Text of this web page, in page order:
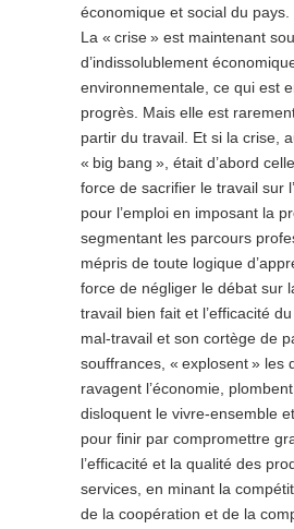
économique et social du pays.
La « crise » est maintenant
d’indissolublement
environnementale, ce qui est
progrès. Mais elle est
partir du travail. Et si la crise,
« big bang », était d’abord
force de sacrifier le travail sur
pour l’emploi en imposant la
segmentant les parcours
mépris de toute logique
force de négliger le débat sur
travail bien fait et l’efficacité
mal-travail et son cortège de
souffrances, « explosent » les
ravagent l’économie,
disloquent le vivre-ensemble
pour finir par compromettre
l’efficacité et la qualité des
services, en minant la
de la coopération et de la